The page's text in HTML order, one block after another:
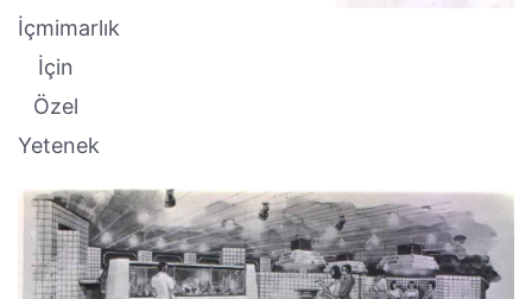
İçmimarlık
İçin
Özel
Yetenek